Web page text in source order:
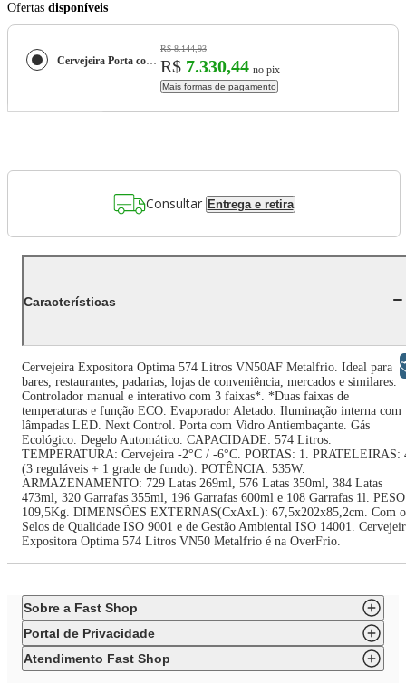
Ofertas disponíveis
Cervejeira Porta com Visor 574 Litros VN50AF Metalfrio 220v
R$ 8.144,93
R$ 7.330,44 no pix
Mais formas de pagamento
Consultar Entrega e retira
Características
Cervejeira Expositora Optima 574 Litros VN50AF Metalfrio. Ideal para
bares, restaurantes, padarias, lojas de conveniência, mercados e similares.
Controlador manual e interativo com 3 faixas*. *Duas faixas de
temperaturas e função ECO. Evaporador Aletado. Iluminação interna com
lâmpadas LED. Next Control. Porta com Vidro Antiembaçante. Gás
Ecológico. Degelo Automático. CAPACIDADE: 574 Litros.
TEMPERATURA: Cervejeira -2°C / -6°C. PORTAS: 1. PRATELEIRAS:
(3 reguláveis + 1 grade de fundo). POTÊNCIA: 535W.
ARMAZENAMENTO: 729 Latas 269ml, 576 Latas 350ml, 384 Latas
473ml, 320 Garrafas 355ml, 196 Garrafas 600ml e 108 Garrafas 1l.
109,5Kg. DIMENSÕES EXTERNAS(CxAxL): 67,5x202x85,2cm. Com
Selos de Qualidade ISO 9001 e de Gestão Ambiental ISO 14001.
Expositora Optima 574 Litros VN50 Metalfrio é na OverFrio.
Sobre a Fast Shop
Portal de Privacidade
Atendimento Fast Shop
Libras